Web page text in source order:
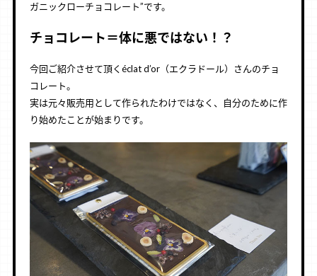
ガニックローチョコレート”です。
チョコレート＝体に悪ではない！？
今回ご紹介させて頂くéclat d’or（エクラドール）さんのチョ
コレート。
実は元々販売用として作られたわけではなく、自分のために作
り始めたことが始まりです。